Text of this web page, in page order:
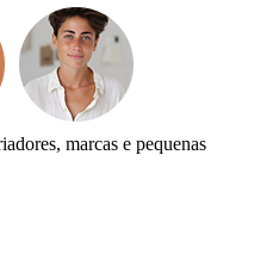
marcas e pequenas